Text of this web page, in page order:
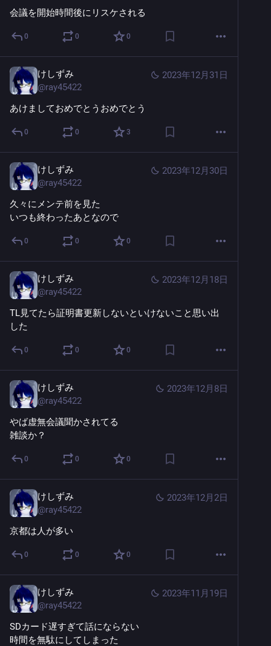
会議を開始時間後にリスケされる
0 0 0
2023年12月31日
けしずみ
@ray45422
あけましておめでとうおめでとう
0 0 3
2023年12月30日
けしずみ
@ray45422
久々にメンテ前を見た
いつも終わったあとなので
0 0 0
2023年12月18日
けしずみ
@ray45422
TL見てたら証明書更新しないといけないこと思い出
した
0 0 0
2023年12月8日
けしずみ
@ray45422
やば虚無会議聞かされてる
雑談か？
0 0 0
2023年12月2日
けしずみ
@ray45422
京都は人が多い
0 0 0
2023年11月19日
けしずみ
@ray45422
SDカード遅すぎて話にならない
時間を無駄にしてしまった